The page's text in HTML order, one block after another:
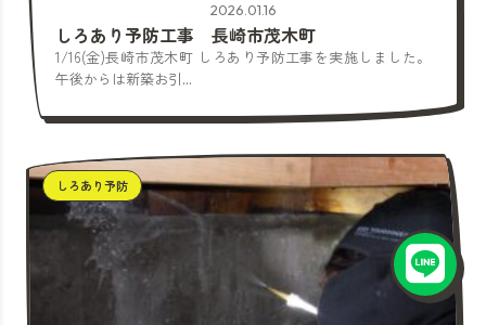
2026.01.16
しろあり予防工事 長崎市茂木町
1/16(金)長崎市茂木町 しろあり予防工事を実施しました。
午後からは新築お引...
しろあり予防